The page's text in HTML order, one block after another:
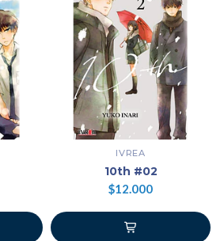
IVREA
10th #02
$12.000